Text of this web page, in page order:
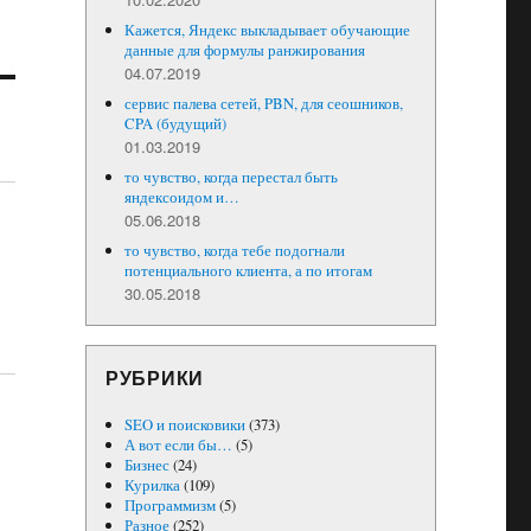
Кажется, Яндекс выкладывает обучающие
данные для формулы ранжирования
04.07.2019
сервис палева сетей, PBN, для сеошников,
CPA (будущий)
01.03.2019
то чувство, когда перестал быть
яндексоидом и…
05.06.2018
то чувство, когда тебе подогнали
потенциального клиента, а по итогам
30.05.2018
РУБРИКИ
SEO и поисковики(373)
А вот если бы… (5)
Бизнес(24)
Курилка(109)
Программизм(5)
Разное(252)